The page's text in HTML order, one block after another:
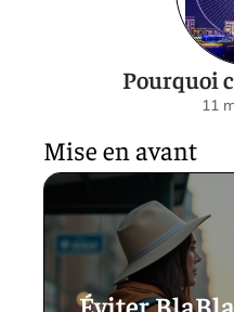
Pourquoi
11
Mise en avant
Éviter